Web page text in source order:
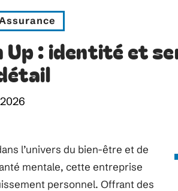
Up : identité et
l’univers du bien-être et de
mentale, cette entreprise
personnel. Offrant des